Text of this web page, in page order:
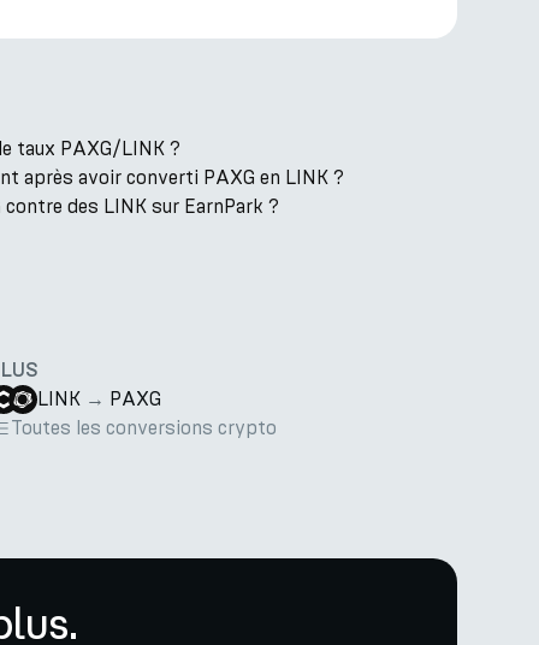
taux PAXG/LINK ?
après avoir converti PAXG en LINK ?
des LINK sur EarnPark ?
LINK → PAXG
Toutes les conversions crypto